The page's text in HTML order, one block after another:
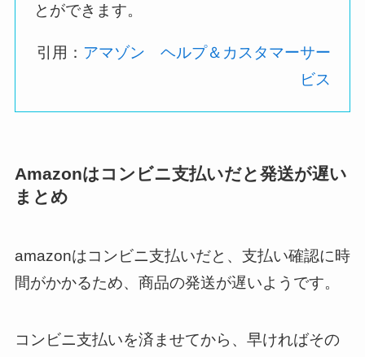
とができます。
引用： アマゾン ヘルプ＆カスタマーサー
ビス
Amazonはコンビニ支払いだと発送が遅い
まとめ
amazonはコンビニ支払いだと、支払い確認に時
間がかかるため、商品の発送が遅いようです。
コンビニ支払いを済ませてから、早ければその